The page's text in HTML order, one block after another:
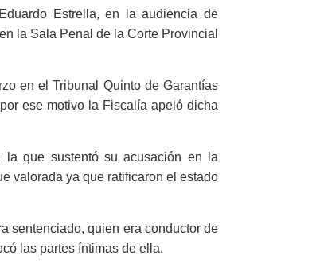
Estrella, en la audiencia de
la Sala Penal de la Corte Provincial
en el Tribunal Quinto de Garantías
ese motivo la Fiscalía apeló dicha
que sustentó su acusación en la
valorada ya que ratificaron el estado
sentenciado, quien era conductor de
las partes íntimas de ella.